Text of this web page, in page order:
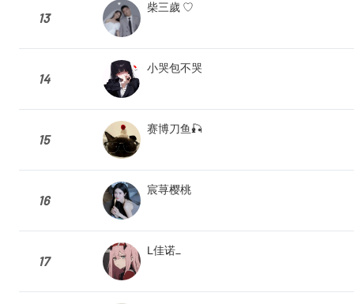
13
柴三歲 ♡
14
小哭包不哭
15
赛博刀鱼🎣
16
宸荨樱桃
17
L佳诺_